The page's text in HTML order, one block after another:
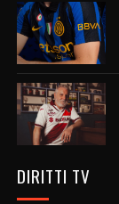
DIRITTI TV